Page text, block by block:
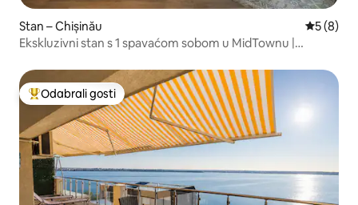
Stan – Chișinău
5 (8)
Ekskluzivni stan s 1 spavaćom sobom u MidTownu |
Među najviše rangiranima s oznakom „Odabrali gosti”
Odabrali gosti